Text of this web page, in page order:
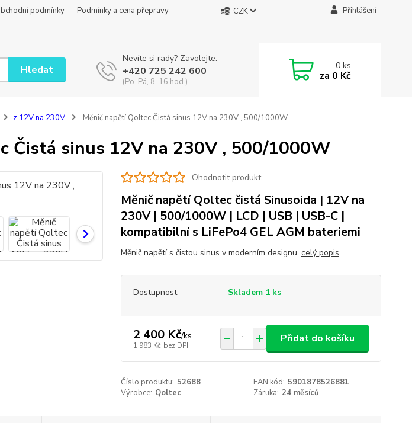
podmínky
Podmínky a cena přepravy
CZK Přihlášení
Hledat
Nevíte si rady? Zavolejte.
+420 725 242 600
(Po-Pá, 8-16 hod.)
0ks
za 0 Kč
z 12V na 230V Měnič napětí Qoltec Čistá sinus 12V na 230V , 500/1000W
Čistá sinus 12V na 230V , 500/1000W
Ohodnotit produkt
Měnič napětí Qoltec čistá Sinusoida | 12V na
230V | 500/1000W | LCD | USB | USB-C |
kompatibilní s LiFePo4 GEL AGM bateriemi
Měnič napětí s čistou sinus v moderním designu. celý popis
Dostupnost Skladem 1 ks
2 400 Kč/ks
1 983 Kč bez DPH
Přidat do košíku
Číslo produktu: 52688 EAN kód: 5901878526881
Výrobce: Qoltec Záruka: 24 měsíců